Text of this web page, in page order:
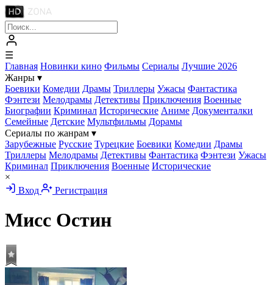
☰
Главная Новинки кино Фильмы Сериалы Лучшие 2026
Жанры ▾
Боевики Комедии Драмы Триллеры Ужасы Фантастика
Фэнтези Мелодрамы Детективы Приключения Военные
Биографии Криминал Исторические Аниме Документалки
Семейные Детские Мультфильмы Дорамы
Сериалы по жанрам ▾
Зарубежные Русские Турецкие Боевики Комедии Драмы
Триллеры Мелодрамы Детективы Фантастика Фэнтези Ужасы
Криминал Приключения Военные Исторические
×
Вход
Регистрация
Мисс Остин